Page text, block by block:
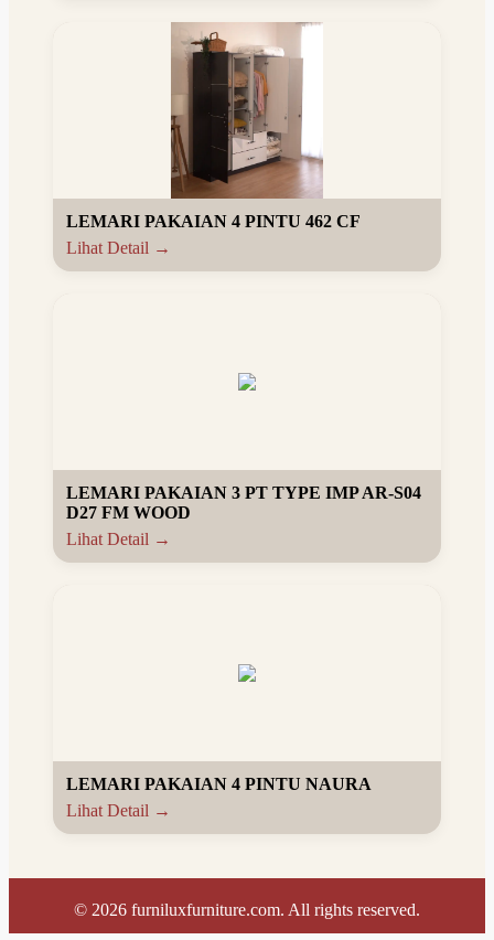
LEMARI PAKAIAN 4 PINTU 462 CF
Lihat Detail →
LEMARI PAKAIAN 3 PT TYPE IMP AR-S04
D27 FM WOOD
Lihat Detail →
LEMARI PAKAIAN 4 PINTU NAURA
Lihat Detail →
© 2026 furniluxfurniture.com. All rights reserved.